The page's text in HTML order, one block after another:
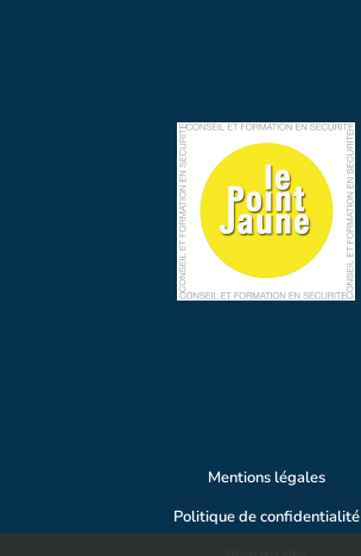
Mentions légales
Politique de confidentialité